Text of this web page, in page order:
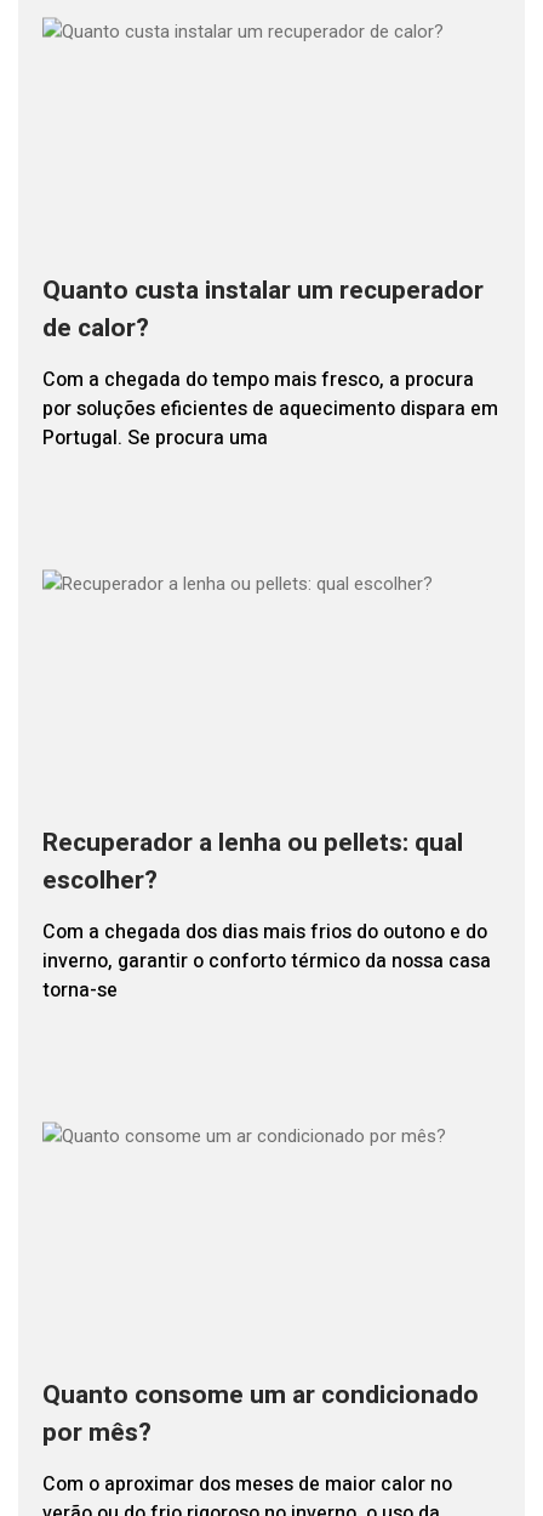
Quanto custa instalar um recuperador
de calor?
Com a chegada do tempo mais fresco, a procura
por soluções eficientes de aquecimento dispara em
Portugal. Se procura uma
Recuperador a lenha ou pellets: qual
escolher?
Com a chegada dos dias mais frios do outono e do
inverno, garantir o conforto térmico da nossa casa
torna-se
Quanto consome um ar condicionado
por mês?
Com o aproximar dos meses de maior calor no